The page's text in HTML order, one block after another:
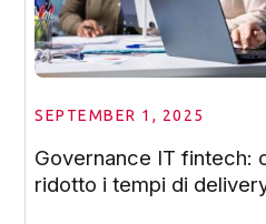
SEPTEMBER 1, 2025
Governance IT fintech:
ridotto i tempi di